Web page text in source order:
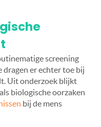
screening
dragen er echter toe bij
Uit onderzoek blijkt
biologische oorzaken
bij de mens